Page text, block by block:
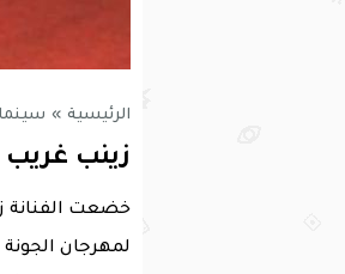
الرئيسية »
زينب غريب
خضعت الفنانة
لمهرجان